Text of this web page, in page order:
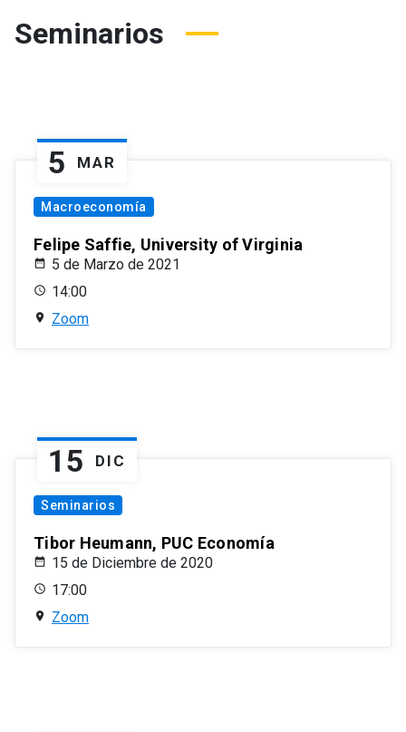
Seminarios
5 MAR
Macroeconomía
Felipe Saffie, University of Virginia
5 de Marzo de 2021
14:00
Zoom
15 DIC
Seminarios
Tibor Heumann, PUC Economía
15 de Diciembre de 2020
17:00
Zoom